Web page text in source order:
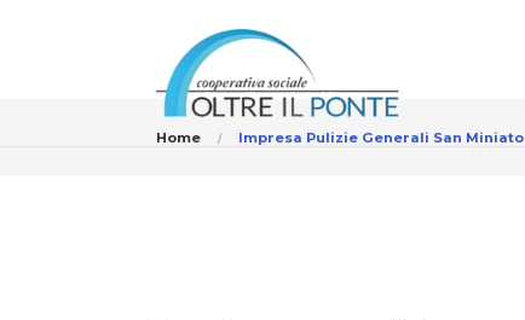
Home Impresa Pulizie Generali San Miniato